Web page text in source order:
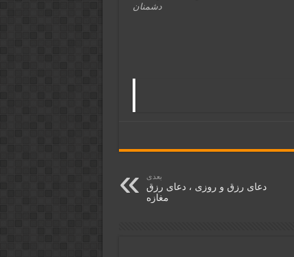
دشمنان
بعدی
دعای رزق و روزی ، دعای رزق
مغازه